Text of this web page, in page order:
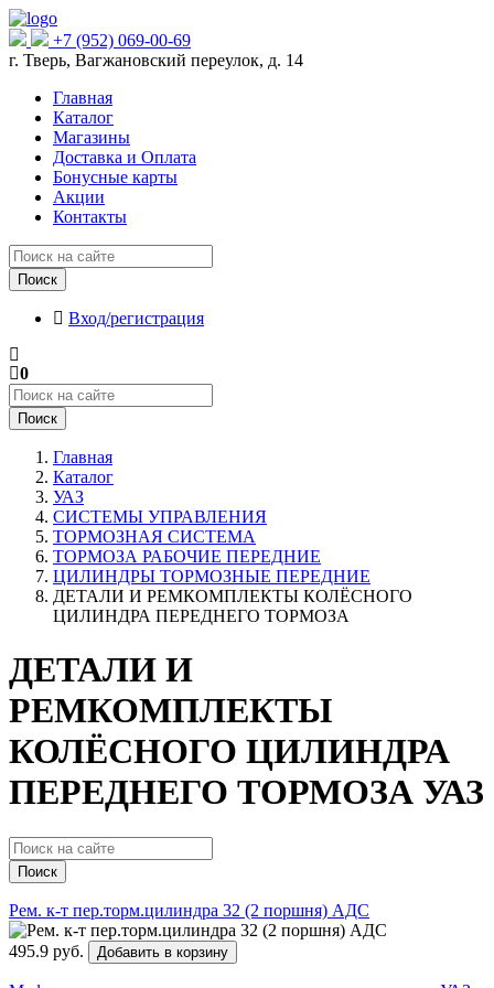
+7 (952) 069-00-69
г. Тверь, Вагжановский переулок, д. 14
Главная
Каталог
Магазины
Доставка и Оплата
Бонусные карты
Акции
Контакты
Поиск
Вход/регистрация
0
Поиск
Главная
Каталог
УАЗ
СИСТЕМЫ УПРАВЛЕНИЯ
ТОРМОЗНАЯ СИСТЕМА
ТОРМОЗА РАБОЧИЕ ПЕРЕДНИЕ
ЦИЛИНДРЫ ТОРМОЗНЫЕ ПЕРЕДНИЕ
ДЕТАЛИ И РЕМКОМПЛЕКТЫ КОЛЁСНОГО
ЦИЛИНДРА ПЕРЕДНЕГО ТОРМОЗА
ДЕТАЛИ И
РЕМКОМПЛЕКТЫ
КОЛЁСНОГО ЦИЛИНДРА
ПЕРЕДНЕГО ТОРМОЗА УАЗ
Поиск
Рем. к-т пер.торм.цилиндра 32 (2 поршня) АДС
495.9 руб. Добавить в корзину